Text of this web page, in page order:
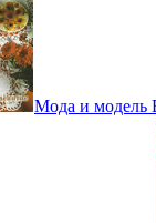
Мода и модель